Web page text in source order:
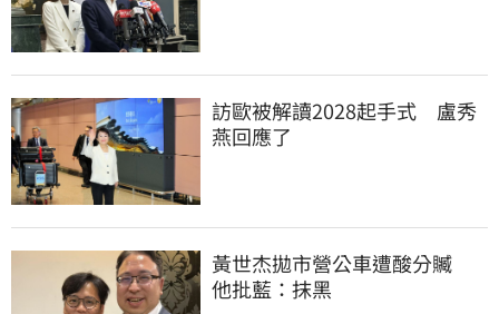
訪歐被解讀2028起手式　盧秀
燕回應了
黃世杰拋市營公車遭酸分贓
他批藍：抹黑